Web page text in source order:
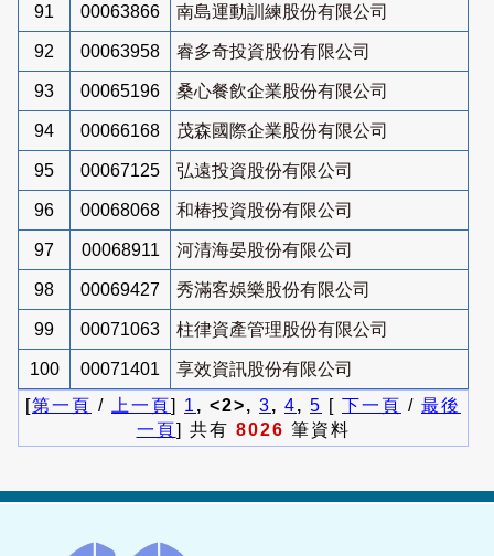
91 00063866 南島運動訓練股份有限公司
92 00063958 睿多奇投資股份有限公司
93 00065196 桑心餐飲企業股份有限公司
94 00066168 茂森國際企業股份有限公司
95 00067125 弘遠投資股份有限公司
96 00068068 和椿投資股份有限公司
97 00068911 河清海晏股份有限公司
98 00069427 秀滿客娛樂股份有限公司
99 00071063 柱律資產管理股份有限公司
100 00071401
享效資訊股份有限公司
[第一頁 / 上一頁] 1 , <2>, 3, 4, 5 [ 下一頁 / 最後
一頁] 共有 8026 筆資料